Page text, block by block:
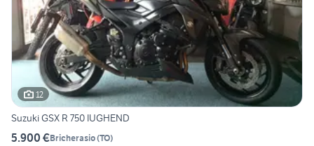
12
Suzuki GSX R 750 IUGHEND
5.900 €Bricherasio(TO)